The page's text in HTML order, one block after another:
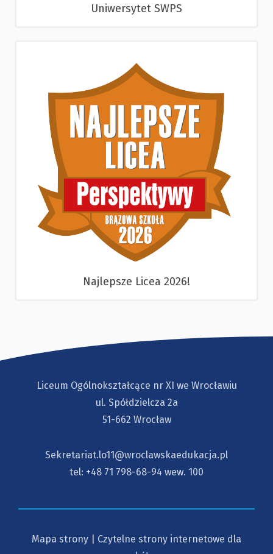
Uniwersytet SWPS
Najlepsze Licea 2026!
Liceum Ogólnokształcące nr XI we Wrocławiu
ul. Spółdzielcza 2a
51-662 Wrocław
Sekretariat.lo11@wroclawskaedukacja.pl
tel: +48 71 798-68-94 wew. 100
Mapa strony
Czytelne strony internetowe dla